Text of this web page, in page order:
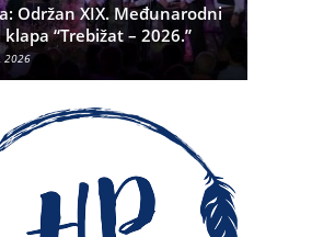
Održan XIX. Međunarodni
“Trebižat – 2026.”
2026